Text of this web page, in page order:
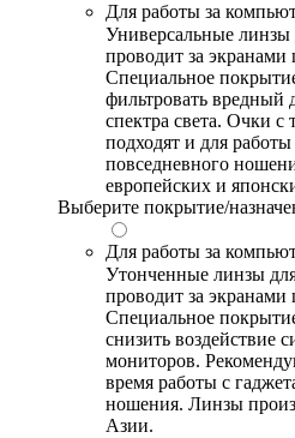
Для работы за
Универсальные линзы
проводит за
Специальное
фильтровать вредный
спектра света. Очки
подходят и для
повседневного
европейских и
Выберите покрытие/
Для работы за
Утонченные линзы
проводит за
Специальное
снизить воздействие
мониторов.
время работы с
ношения. Линзы
Азии.